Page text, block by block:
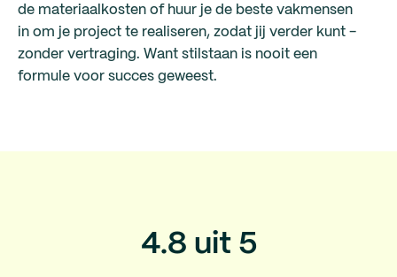
de materiaalkosten of huur je de beste vakmensen
in om je project te realiseren, zodat jij verder kunt -
zonder vertraging. Want stilstaan is nooit een
formule voor succes geweest.
4.8 uit 5